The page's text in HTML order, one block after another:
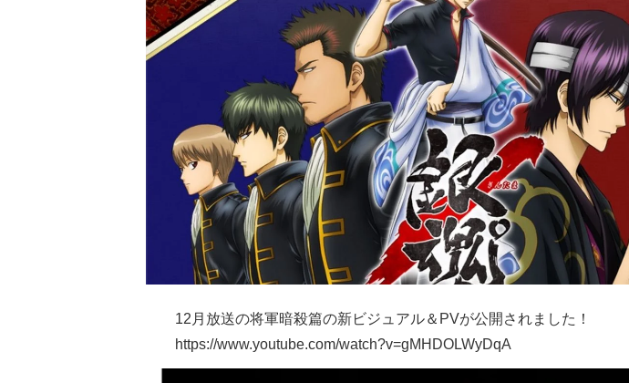
12月放送の将軍暗殺篇の新ビジュアル＆PVが公開されました！
https://www.youtube.com/watch?v=gMHDOLWyDqA